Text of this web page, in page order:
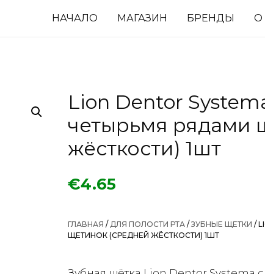
НАЧАЛО МАГАЗИН БРЕНДЫ О
Lion Dentor
четырьмя рядами
жёсткости) 1шт
€4.65
ГЛАВНАЯ /ДЛЯ ПОЛОСТИ РТА /ЗУБНЫЕ ЩЕТКИ /
ЩЕТИНОК (СРЕДНЕЙ ЖЁСТКОСТИ) 1ШТ